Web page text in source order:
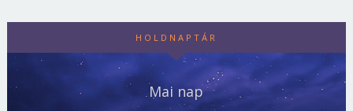
HOLDNAPTÁR
Mai nap